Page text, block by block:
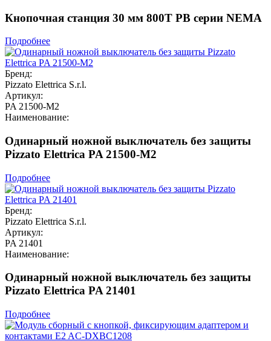
Кнопочная станция 30 мм 800T PB серии NEMA
Подробнее
Бренд:
Pizzato Elettrica S.r.l.
Артикул:
PA 21500-M2
Наименование:
Одинарный ножной выключатель без защиты
Pizzato Elettrica PA 21500-M2
Подробнее
Бренд:
Pizzato Elettrica S.r.l.
Артикул:
PA 21401
Наименование:
Одинарный ножной выключатель без защиты
Pizzato Elettrica PA 21401
Подробнее